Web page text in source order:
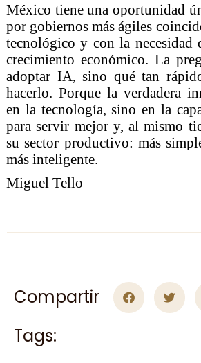
México tiene una oportunidad
por gobiernos más ágiles
tecnológico y con la necesidad
crecimiento económico. La
adoptar IA, sino qué tan
hacerlo. Porque la verdadera
en la tecnología, sino en la
para servir mejor y, al mismo
su sector productivo: más
más inteligente.
Miguel Tello
Compartir
Tags: